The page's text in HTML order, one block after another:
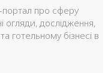
портал про сферу
огляди, дослідження,
готельному бізнесі в